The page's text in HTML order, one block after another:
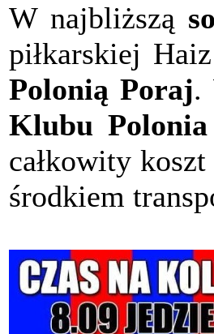
W najbliższą
piłkarskiej
Polonią Poraj.
Klubu
całkowity koszt
środkiem